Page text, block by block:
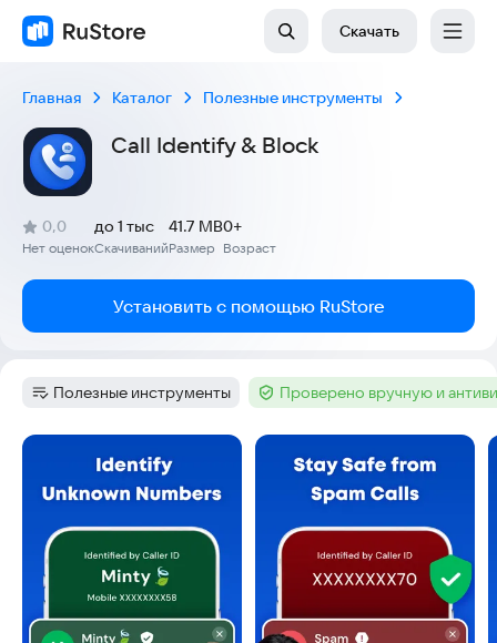
Скачать
Главная Каталог Полезные инструменты
Call Identify & Block
Рейтинг:
0,0
(
Нет оценок
)
Скачиваний
до 1 тыс
Размер
41.7 MB
Возраст
0+
Установить с помощью RuStore
Категория:
Полезные инструменты Тег :Проверено вручную и
Скриншоты